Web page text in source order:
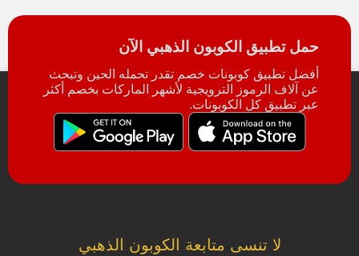
حمل تطبيق الكوبون الذهبي الآن
أفضل تطبيق كوبونات خصم تقدر تحمله الحين وتبحث
عن آلاف الرموز الترويجية لأشهر الماركات بخصم أكثر
عبر تطبيق كل الكوبونات.
لا تنسى متابعة الكوبون الذهبي